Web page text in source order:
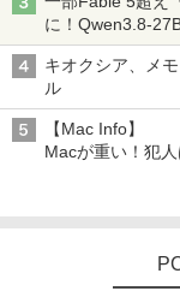
に！Qwen3.8-
キオクシア、メ
ル
【Mac Info】
Macが重い！犯